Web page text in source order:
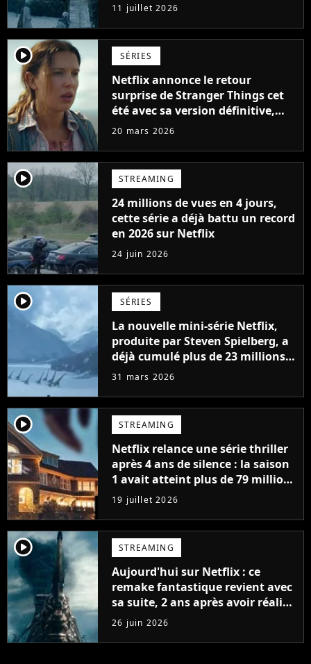
11 juillet 2026
player2 SÉRIES
Netflix annonce le retour
surprise de Stranger Things cet
été avec sa version définitive,
une décision historique
20 mars 2026
player2 STREAMING
24 millions de vues en 4 jours,
cette série a déjà battu un record
en 2026 sur Netflix
24 juin 2026
player2 SÉRIES
La nouvelle mini-série Netflix,
produite par Steven Spielberg, a
déjà cumulé plus de 23 millions
de vues
31 mars 2026
player2 STREAMING
Netflix relance une série thriller
après 4 ans de silence : la saison
1 avait atteint plus de 79 millions
de vues
19 juillet 2026
player2 STREAMING
Aujourd'hui sur Netflix : ce
remake fantastique revient avec
sa suite, 2 ans après avoir réalisé
60 millions de vues et régné 6
semaines dans le Top 10
26 juin 2026